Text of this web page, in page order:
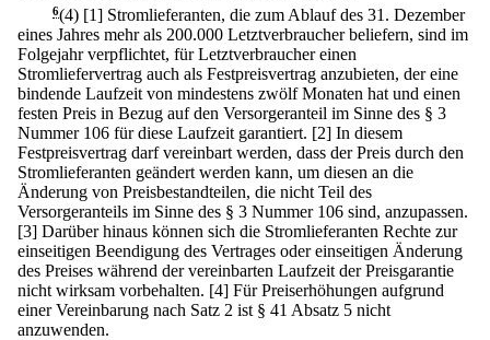
6(4) [1] Stromlieferanten, die zum Ablauf des 31. Dezember
eines Jahres mehr als 200.000 Letztverbraucher beliefern, sind im
Folgejahr verpflichtet, für Letztverbraucher einen
Stromliefervertrag auch als Festpreisvertrag anzubieten, der eine
bindende Laufzeit von mindestens zwölf Monaten hat und einen
festen Preis in Bezug auf den Versorgeranteil im Sinne des § 3
Nummer 106 für diese Laufzeit garantiert. [2] In diesem
Festpreisvertrag darf vereinbart werden, dass der Preis durch den
Stromlieferanten geändert werden kann, um diesen an die
Änderung von Preisbestandteilen, die nicht Teil des
Versorgeranteils im Sinne des § 3 Nummer 106 sind, anzupassen.
[3] Darüber hinaus können sich die Stromlieferanten Rechte zur
einseitigen Beendigung des Vertrages oder einseitigen Änderung
des Preises während der vereinbarten Laufzeit der Preisgarantie
nicht wirksam vorbehalten. [4] Für Preiserhöhungen aufgrund
einer Vereinbarung nach Satz 2 ist § 41 Absatz 5 nicht
anzuwenden.